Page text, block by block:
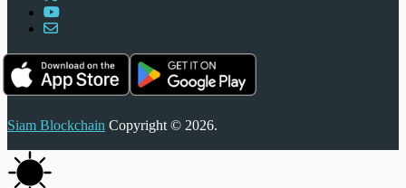
Siam Blockchain Copyright © 2026.